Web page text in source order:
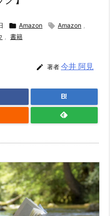
 Amazon  Amazon ,
, 書籍
 著者 今井 阿見
B!